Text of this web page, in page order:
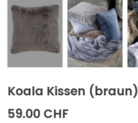
Koala Kissen (braun)
59.00 CHF